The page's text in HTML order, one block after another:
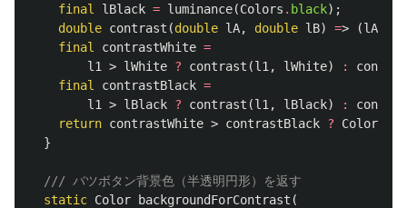
final
lBlack = luminance(Colors . black);
double contrast (double lA, double lB) => (lA
final
contrastWhite =
l1
> lWhite ? contrast (l1 , lWhite) :
final
contrastBlack =
l1
> lBlack ? contrast (l1 , lBlack) :
return contrastWhite > contrastBlack ? Colors
}
/// バツボタン背景色（半透明円形）を返す
static Color backgroundForContrast (